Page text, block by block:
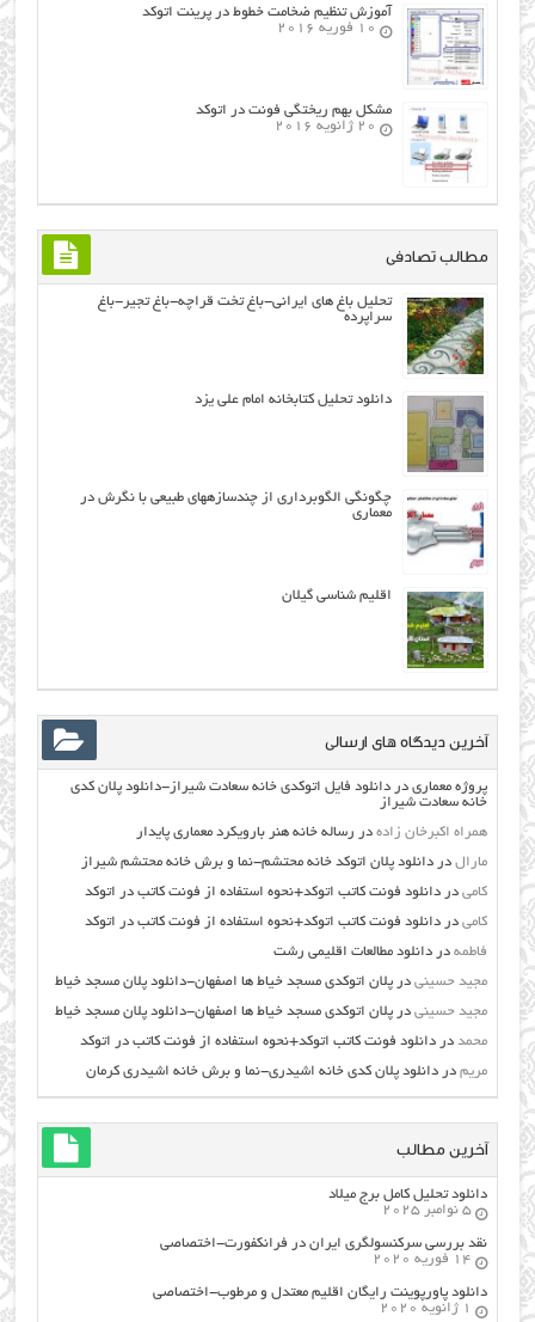
آموزش تنظیم ضخامت خطوط در پرینت اتوکد
10 فوریه 2016
مشکل بهم ریختگی فونت در اتوکد
20 ژانویه 2016
مطالب تصادفی
تحلیل باغ های ایرانی-باغ تخت قراچه-باغ تجیر-باغ
سراپرده
دانلود تحلیل کتابخانه امام علی یزد
چگونگی الگوبردارى از چندسازههاى طبيعى با نگرش در
معماری
اقلیم شناسی گیلان
آخرین دیدگاه های ارسالی
پروژه معماری دردانلود فایل اتوکدی خانه سعادت شیراز-دانلود پلان کدی
خانه سعادت شیراز
همراه اکبرخان زاده در رساله خانه هنر بارویکرد معماری پایدار
مارال دردانلود پلان اتوکد خانه محتشم-نما و برش خانه محتشم شیراز
کامی دردانلود فونت کاتب اتوکد+نحوه استفاده از فونت کاتب در اتوکد
کامی دردانلود فونت کاتب اتوکد+نحوه استفاده از فونت کاتب در اتوکد
فاطمه دردانلود مطالعات اقليمي رشت
مجید حسینی درپلان اتوکدی مسجد خیاط ها اصفهان-دانلود پلان مسجد خیاط
مجید حسینی درپلان اتوکدی مسجد خیاط ها اصفهان-دانلود پلان مسجد خیاط
محمد دردانلود فونت کاتب اتوکد+نحوه استفاده از فونت کاتب در اتوکد
مریم دردانلود پلان کدی خانه اشیدری-نما و برش خانه اشیدری کرمان
آخرین مطالب
دانلود تحلیل کامل برج میلاد
5 نوامبر 2025
نقد بررسی سرکنسولگری ایران در فرانکفورت-اختصاصی
14 فوریه 2020
دانلود پاورپوینت رایگان اقلیم معتدل و مرطوب-اختصاصی
1 ژانویه 2020